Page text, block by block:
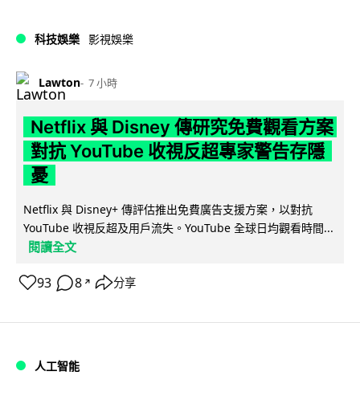
科技娛樂 影視娛樂
Lawton 7 小時
Netflix 與 Disney 傳研究免費觀看方案
對抗 YouTube 收視反超專家警告存隱
憂
Netflix 與 Disney+ 傳評估推出免費廣告支援方案，以對抗
YouTube 收視反超及用戶流失。YouTube 全球日均觀看時間...
閱讀全文
93 8 ↗ 分享
人工智能